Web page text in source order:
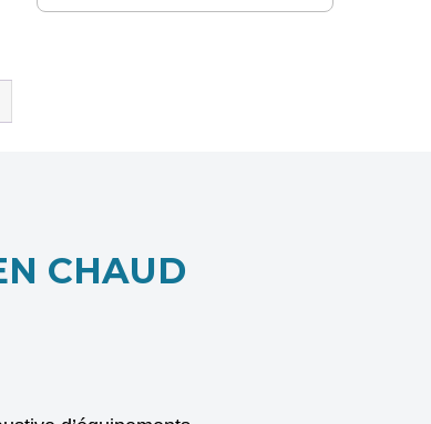
CHAUD